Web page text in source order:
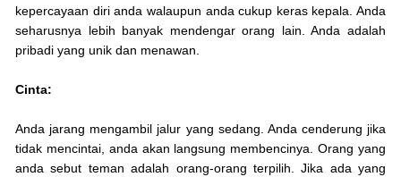
kepercayaan diri anda walaupun anda cukup keras kepala. Anda
seharusnya lebih banyak mendengar orang lain. Anda adalah
pribadi yang unik dan menawan.
Cinta:
Anda jarang mengambil jalur yang sedang. Anda cenderung jika
tidak mencintai, anda akan langsung membencinya. Orang yang
anda sebut teman adalah orang-orang terpilih. Jika ada yang